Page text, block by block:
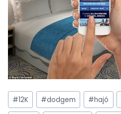
Post
Tags:
#12K #dodgem #hajó